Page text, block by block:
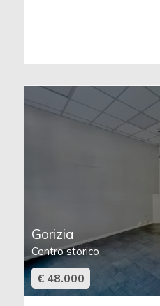
Gorizia
Centro storico
€ 48.000